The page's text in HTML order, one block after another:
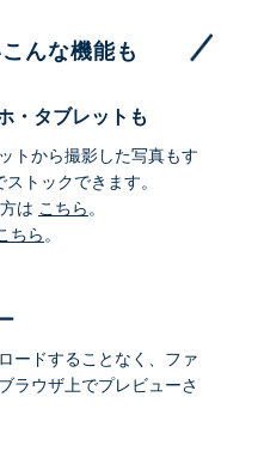
んな機能も
・タブレットも
トから撮影した写真もす
トックできます。
は こちら。
ちら。
ードすることなく、ファ
ラウザ上でプレビューさ